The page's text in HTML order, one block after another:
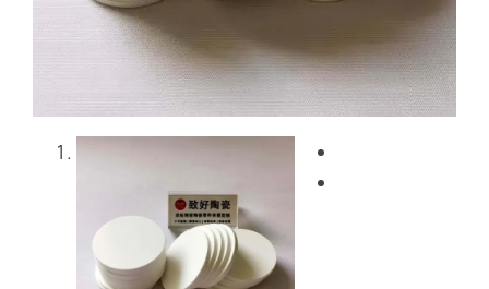
Get Instant Quote